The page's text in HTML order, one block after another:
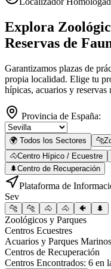
Explora
Reservas de
Garantizamos plazas de
propia localidad. Elige tu
hípicas, acuarios y
Provincia de España:
🌍 Todos los Sectores 🐆
🐴Centro Hípico / Ecuestre
🌲Centro de Recuperación
Plataforma de
Sev
🐆 🐆 🐴 🐴 🐠 🌲
Zoológicos y Parques
Centros Ecuestres
Acuarios y Parques Marinos
Centros de Recuperación
Centros Encontrados: 6 en